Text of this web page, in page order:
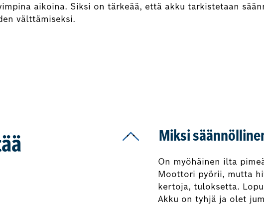
aikoina. Siksi on tärkeää, että akku tarkistetaan
välttämiseksi.
Miksi
On myöhäinen ilta
Moottori pyörii, mutta
kertoja, tuloksetta.
Akku on tyhjä ja olet